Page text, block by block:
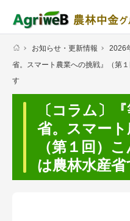
プレミア
プレミア
気象情報
お知らせ・更新情報 2026
省。スマート農業への挑戦』（第
す
〔コラム〕
省。スマート
（第１回）
は農林水産省